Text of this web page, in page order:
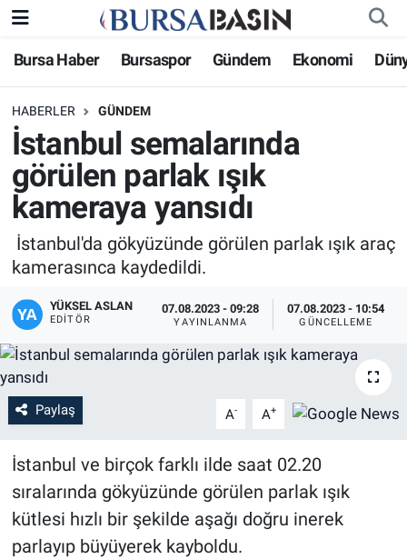
Bursa Haber Bursaspor Gündem Ekonomi
HABERLER GÜNDEM
İstanbul semalarında
görülen parlak ışık
kameraya yansıdı
İstanbul'da gökyüzünde görülen parlak ışık araç
kamerasınca kaydedildi.
YÜKSEL ASLAN
EDITÖR
07.08.2023 - 09:28
YAYINLANMA
07.08.2023 - 10:54
GÜNCELLEME
Paylaş A- A+
İstanbul ve birçok farklı ilde saat 02.20
sıralarında gökyüzünde görülen parlak ışık
kütlesi hızlı bir şekilde aşağı doğru inerek
parlayıp büyüyerek kayboldu.
Bursa Haber
Genel
Politika
Bilim, Teknoloji
KÜLTÜR-SANAT
Yerel
Bursaspor
Gündem
Eğitim
Bursa Nöbetçi Eczaneler
Bursa Hava Durumu
Bursa Namaz Vakitleri
Bursa Trafik Yoğunluk Haritası
Süper Lig Puan Durumu ve Fikstür
Tüm Manşetler
Son Dakika Haberleri
Haber Arşivi